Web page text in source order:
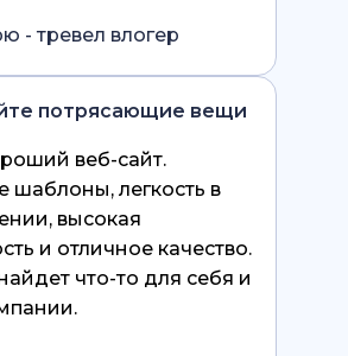
- тревел влогер
потрясающие вещи
веб-сайт.
шаблоны, легкость в
высокая
и отличное качество.
что-то для себя и